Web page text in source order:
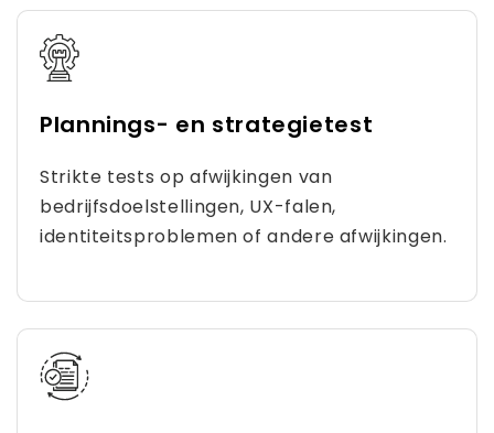
Plannings- en strategietest
Strikte tests op afwijkingen van
bedrijfsdoelstellingen, UX-falen,
identiteitsproblemen of andere afwijkingen.